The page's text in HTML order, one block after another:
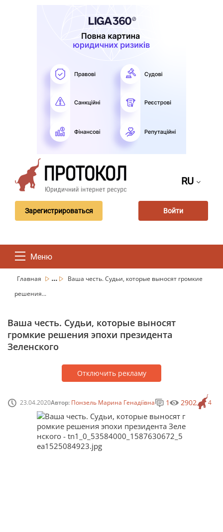
RU
Зарегистрироваться Войти
Меню
Главная ...
Ваша честь. Судьи, которые выносят громкие
решения...
Ваша честь. Судьи, которые выносят
громкие решения эпохи президента
Зеленского
Отключить рекламу
23.04.2020Автор: Понзель Марина Генадіївна 4
1 2902